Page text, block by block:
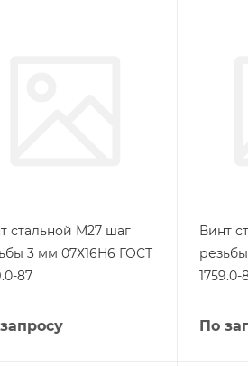
стальной М27 шаг
3 мм 07Х16Н6 ГОСТ
87
Винт
1759.0-
По